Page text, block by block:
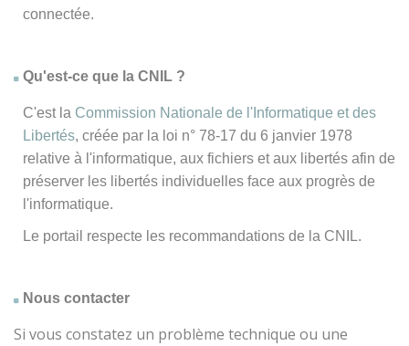
connectée.
Qu'est-ce que la CNIL ?
C'est la Commission Nationale de l'Informatique et des
Libertés, créée par la loi n° 78-17 du 6 janvier 1978
relative à l'informatique, aux fichiers et aux libertés afin de
préserver les libertés individuelles face aux progrès de
l'informatique.
Le portail respecte les recommandations de la CNIL.
Nous contacter
Si vous constatez un problème technique ou une